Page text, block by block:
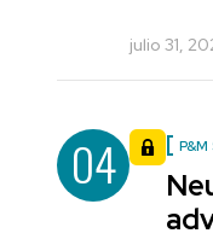
julio 31,
04 P&M